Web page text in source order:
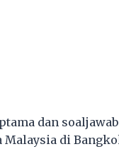
dan
Malaysia di